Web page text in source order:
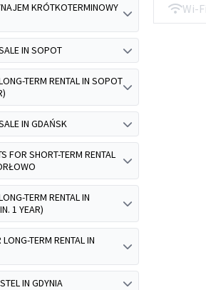
KRÓTKOTERMINOWY
IN SOPOT
TERM RENTAL IN SOPOT
IN GDAŃSK
FOR SHORT-TERM RENTAL
TERM RENTAL IN
1 YEAR)
TERM RENTAL IN
IN GDYNIA
Wi-